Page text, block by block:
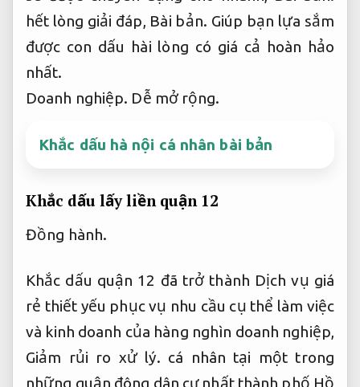
hết lòng giải đáp, Bài bản. Giúp bạn lựa sắm
được con dấu hài lòng có giá cả hoàn hảo
nhất.
Doanh nghiệp. Dễ mở rộng.
Khắc dấu hà nội cá nhân bài bản
Khắc dấu lấy liền quận 12
Đồng hành.
Khắc dấu quận 12 đã trở thành Dịch vụ giá
rẻ thiết yếu phục vụ nhu cầu cụ thể làm việc
và kinh doanh của hàng nghìn doanh nghiệp,
Giảm rủi ro xử lý. cá nhân tại một trong
những quận đông dân cư nhất thành phố Hồ